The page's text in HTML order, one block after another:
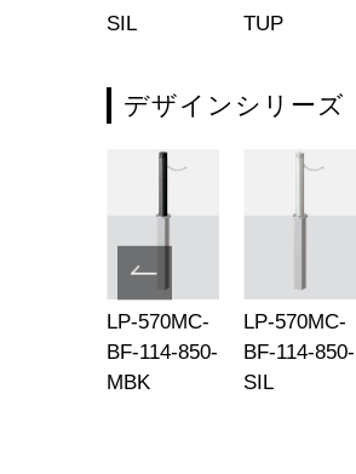
SIL
TUP
デザインシリーズ
LP-570MC-
BF-114-850-
MBK
LP-570MC-
BF-114-850-
SIL